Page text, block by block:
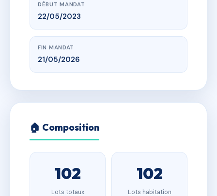
DÉBUT MANDAT
22/05/2023
FIN MANDAT
21/05/2026
🏠 Composition
102
Lots totaux
102
Lots habitation